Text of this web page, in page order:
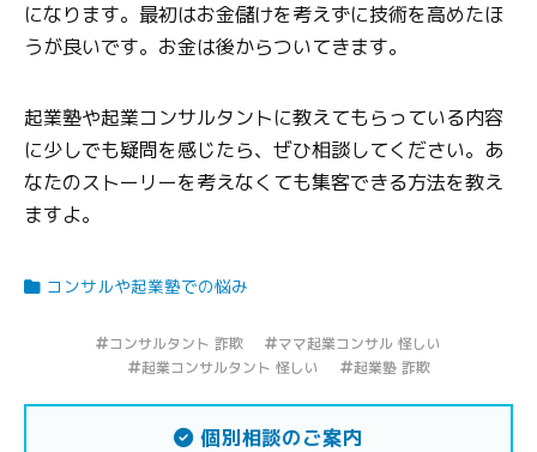
になります。最初はお金儲けを考えずに技術を高めたほ
うが良いです。お金は後からついてきます。
起業塾や起業コンサルタントに教えてもらっている内容
に少しでも疑問を感じたら、ぜひ相談してください。あ
なたのストーリーを考えなくても集客できる方法を教え
ますよ。
コンサルや起業塾での悩み
コンサルタント 詐欺
ママ起業コンサル 怪しい
起業コンサルタント 怪しい
起業塾 詐欺
個別相談のご案内